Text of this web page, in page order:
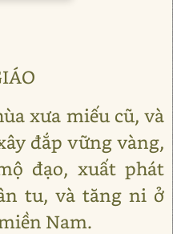
xưa miếu cũ, và
đắp vững vàng,
đạo, xuất phát
tu, và tăng ni ở
Nam.